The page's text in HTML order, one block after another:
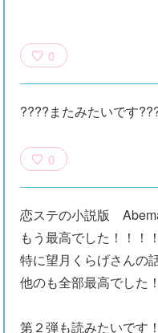
0
????またみたいです
0
恋ステの小説版
もう最高でした！！！
特に望月くらげさんの
他のも全部最高でした
第２弾も読みたいです！
エブリスタ×講
談社青い鳥文庫
第９回小説賞開
催のおしらせ
【速報】『
女さんが通
る‼』つい
ミカライ